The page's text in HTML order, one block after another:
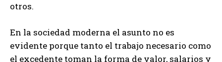
otros.
En la sociedad moderna el asunto no es
evidente porque tanto el trabajo necesario como
el excedente toman la forma de valor, salarios y